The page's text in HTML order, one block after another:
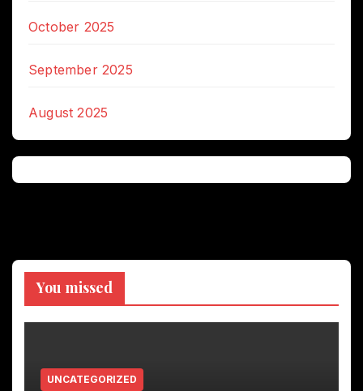
October 2025
September 2025
August 2025
You missed
UNCATEGORIZED